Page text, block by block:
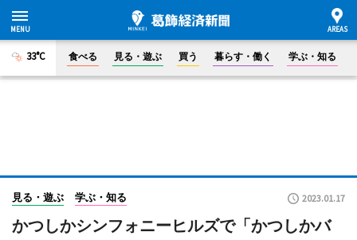
33°C 食べる 見る・遊ぶ 買う 暮らす・働く 学ぶ・知る
見る・遊ぶ 学ぶ・知る 2023.01.17
かつしかシンフォニーヒルズで「かつしかバ